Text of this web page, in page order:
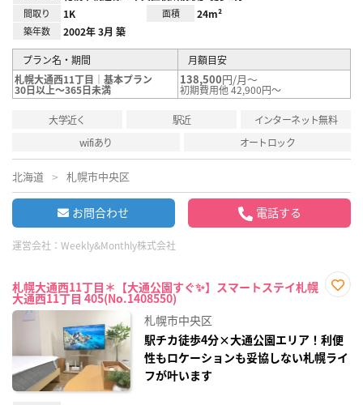
間取り 1K 面積 24m²
築年数 2002年 3月 築
プラン名・期間
月額目安
札幌大通西11丁目｜基本プラン
30日以上～365日未満
138,500円/月～
初期費用他 42,900円～
大学近く 駅近
インターネット無料
wifiあり
オートロック
北海道 札幌市中央区
お問合わせ 電話する
運営会社： Weekly&Monthly株式会社
札幌大通西11丁目＊【大通公園すぐ✨】スマートステイ札幌
大通西11丁目 405(No.1408550)
録
札幌市中央区
駅チカ徒歩4分×大通公園エリア！利便
性もロケーションも妥協しない札幌ライ
フが叶います